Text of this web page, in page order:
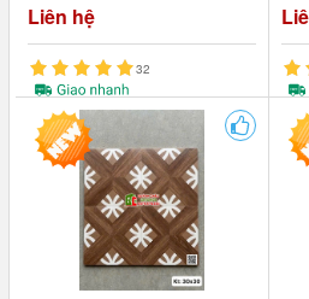
Liên hệ
32